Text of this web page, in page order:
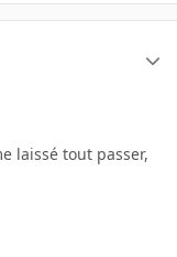
laissé tout passer,